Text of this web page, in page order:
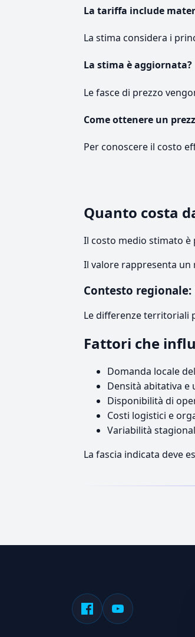
La tariffa include
La stima considera i
La stima è aggiornata?
Le fasce di prezzo
Come ottenere un
Per conoscere il costo
Quanto costa
Il costo medio stimato è
Il valore rappresenta un
Contesto regionale:
Le differenze territoriali
Fattori che
Domanda locale
Densità abitativa e
Disponibilità di
Costi logistici e
Variabilità
La fascia indicata deve